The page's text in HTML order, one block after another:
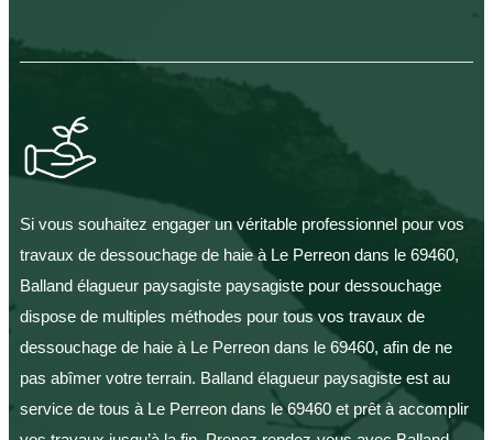
Si vous souhaitez engager un véritable professionnel pour vos
travaux de dessouchage de haie à Le Perreon dans le 69460,
Balland élagueur paysagiste paysagiste pour dessouchage
dispose de multiples méthodes pour tous vos travaux de
dessouchage de haie à Le Perreon dans le 69460, afin de ne
pas abîmer votre terrain. Balland élagueur paysagiste est au
service de tous à Le Perreon dans le 69460 et prêt à accomplir